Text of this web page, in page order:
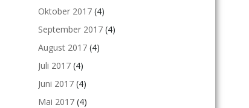
Oktober 2017 (4)
September 2017 (4)
August 2017 (4)
Juli 2017 (4)
Juni 2017 (4)
Mai 2017 (4)